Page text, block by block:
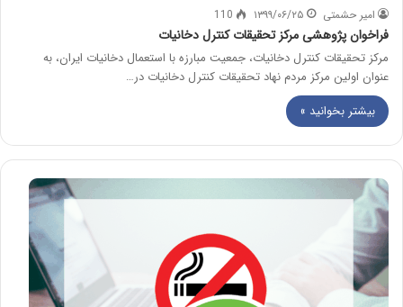
امیر حشمتی ۱۳۹۹/۰۶/۲۵ 110
فراخوان پژوهشی مرکز تحقیقات کنترل دخانیات
مرکز تحقیقات کنترل دخانیات، جمعیت مبارزه با استعمال دخانیات ایران، به
عنوان اولین مرکز مردم نهاد تحقیقات کنترل دخانیات در…
بیشتر بخوانید »